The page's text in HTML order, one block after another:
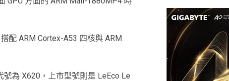
配 ARM Cortex-A53 四核與 ARM
為 X620，上市型號則是 LeEco Le